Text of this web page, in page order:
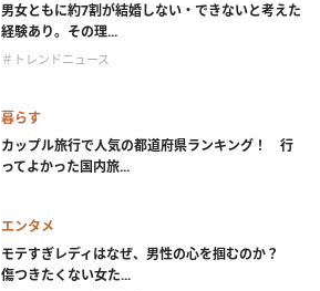
男女ともに約7割が結婚しない・できないと考えた
経験あり。その理...
＃トレンドニュース
暮らす
カップル旅行で人気の都道府県ランキング！ 行
ってよかった国内旅...
エンタメ
モテすぎレディはなぜ、男性の心を掴むのか？
傷つきたくない女た...